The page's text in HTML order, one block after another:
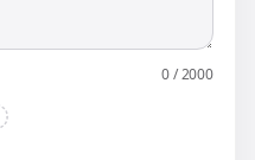
0 / 2000